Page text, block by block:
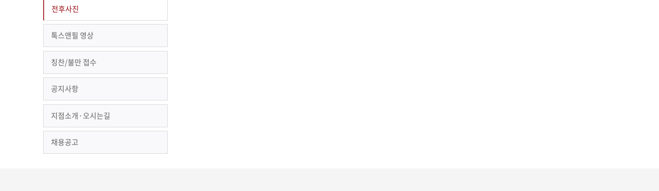
전후사진
톡스앤필 영상
칭찬/불만 접수
공지사항
지점소개·오시는길
채용공고